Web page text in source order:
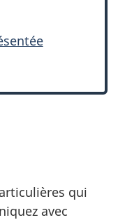
qui
avec